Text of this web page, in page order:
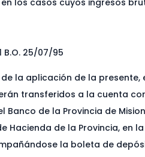
los casos cuyos ingresos
B.O. 25/07/95
la aplicación de la
transferidos a la cuenta
Banco de la Provincia de
Hacienda de la Provincia,
la boleta de